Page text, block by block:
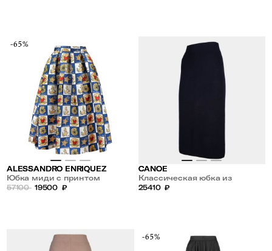
-65%
ALESSANDRO ENRIQUEZ
Юбка миди с принтом
57100 19500 ₽
CANOE
Классическая юбка из
кашемира и шерсти
25410 ₽
-65%